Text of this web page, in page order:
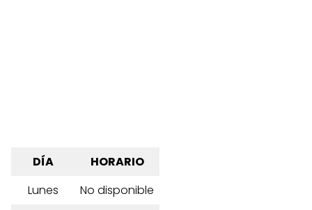
DÍA
HORARIO
Lunes
No disponible